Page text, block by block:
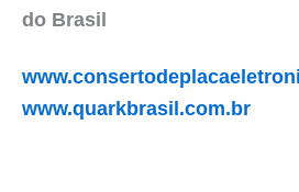
do Brasil
www.quarkbrasil.com.br